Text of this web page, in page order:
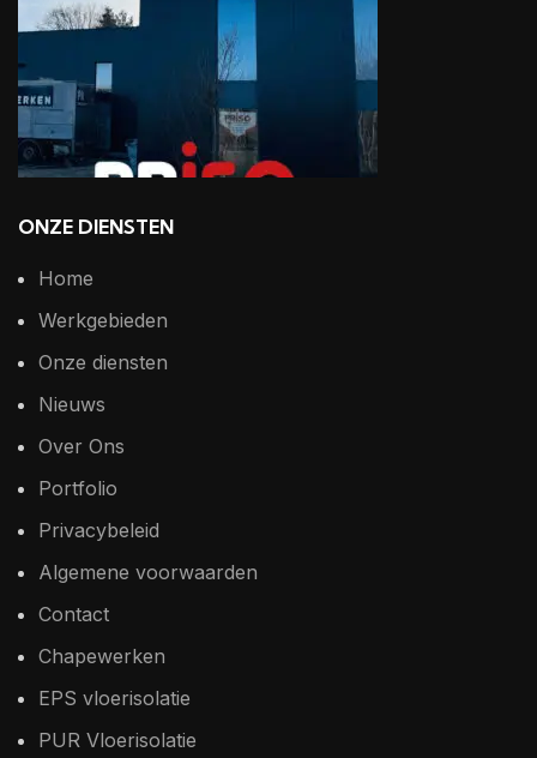
ONZE DIENSTEN
Home
Werkgebieden
Onze diensten
Nieuws
Over Ons
Portfolio
Privacybeleid
Algemene voorwaarden
Contact
Chapewerken
EPS vloerisolatie
PUR Vloerisolatie